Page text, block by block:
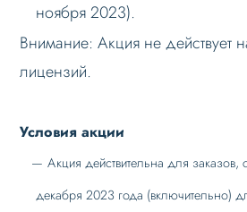
ноября 2023).
Внимание: Акция не действует
лицензий.
Условия акции
Акция действительна для
декабря 2023 года (включительно)